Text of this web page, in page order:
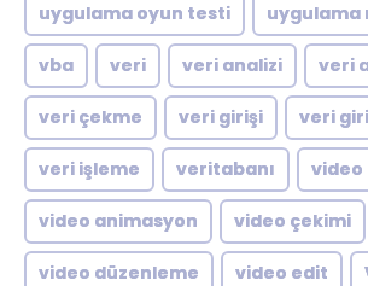
uygulama oyun testi uygulama
vba veri veri analizi veri
veri çekme veri girişi veri
veri işleme veritabanı video
video animasyon video çekimi
video düzenleme video edit